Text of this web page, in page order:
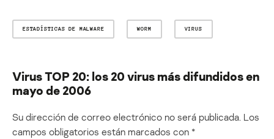
ESTADÍSTICAS DE MALWARE WORM VIRUS
Virus TOP 20: los 20 virus más difundidos en
mayo de 2006
Su dirección de correo electrónico no será publicada. Los
campos obligatorios están marcados con *